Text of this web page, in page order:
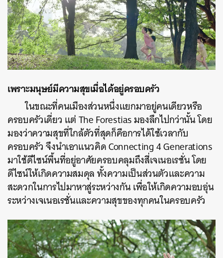
เพราะมนุษย์มีความสุขเมื่อได้อยู่ครอบครัว
ในขณะที่คนเมืองส่วนหนึ่งแยกมาอยู่คนเดียวหรือ
ครอบครัวเดี่ยว แต่ The Forestias มองลึกไปกว่านั้น โดย
มองว่าความสุขที่ใกล้ตัวที่สุดก็คือการได้ใช้เวลากับ
ครอบครัว จึงนำเอาแนวคิด Connecting 4 Generations
มาใช้ดีไซน์พื้นที่อยู่อาศัยครอบคลุมถึงสี่เจเนอเรชั่น โดย
ดีไซน์ให้เกิดความสมดุล ทั้งความเป็นส่วนตัวและความ
สะดวกในการไปมาหาสู่ระหว่างกัน เพื่อให้เกิดความอบอุ่น
ระหว่างเจเนอเรชั่นและความสุขของทุกคนในครอบครัว